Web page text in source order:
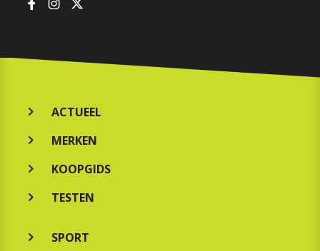
ACTUEEL
MERKEN
KOOPGIDS
TESTEN
SPORT